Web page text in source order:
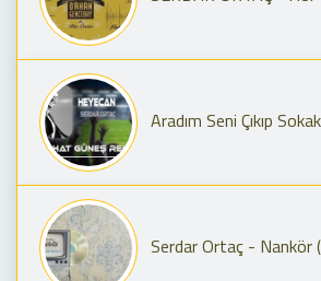
Aradım Seni Çıkıp Sokaklara ( Ferhat Güneş Remix )
Serdar Ortaç - Nankör (BEKULAH